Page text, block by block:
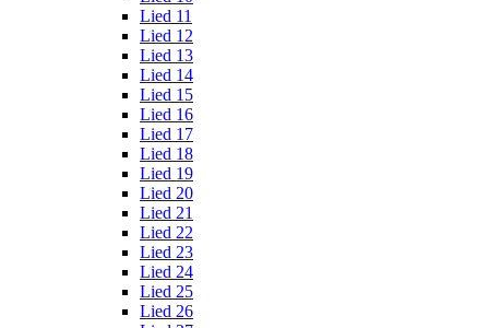
Lied 11
Lied 12
Lied 13
Lied 14
Lied 15
Lied 16
Lied 17
Lied 18
Lied 19
Lied 20
Lied 21
Lied 22
Lied 23
Lied 24
Lied 25
Lied 26